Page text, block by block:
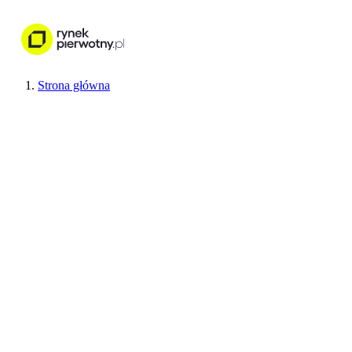
Nieruchomości
Strona główna